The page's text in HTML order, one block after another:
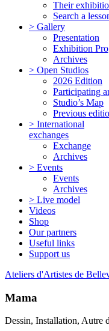
Their
Search a
> Gallery
Presentation
Exhibition
Archives
> Open Studios
2026 Edition
Participating
Studio’s Map
Previous
> International
exchanges
Exchange
Archives
> Events
Events
Archives
> Live model
Videos
Shop
Our partners
Useful links
Support us
Ateliers d'Artistes de
Mama
Dessin, Installation, Autre